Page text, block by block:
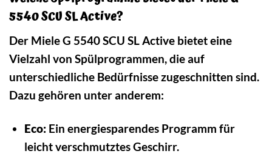
5540 SCU SL Active?
Der Miele G 5540 SCU SL Active bietet eine
Vielzahl von Spülprogrammen, die auf
unterschiedliche Bedürfnisse zugeschnitten sind.
Dazu gehören unter anderem:
Eco:Ein energiesparendes Programm für
leicht verschmutztes Geschirr.